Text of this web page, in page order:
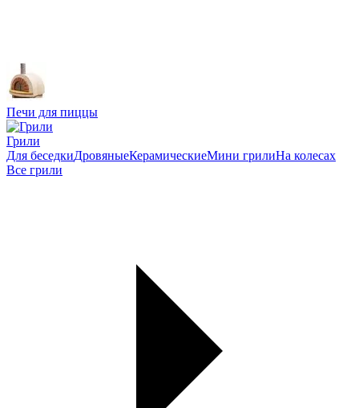
Печи для пиццы
Грили
Для беседкиДровяныеКерамическиеМини грилиНа колесах
Все грили